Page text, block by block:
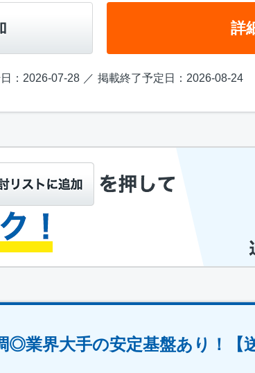
詳
：2026-07-28 掲載終了予定日：2026-08-24
◎業界大手の安定基盤あり！【